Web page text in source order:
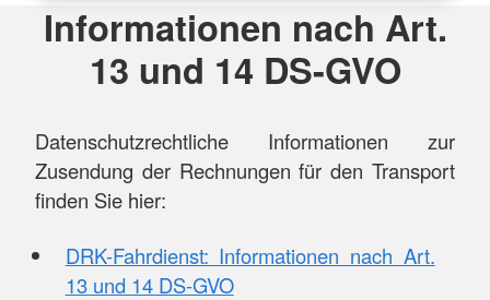
Informationen nach Art.
13 und 14 DS-GVO
Datenschutzrechtliche Informationen zur
Zusendung der Rechnungen für den Transport
finden Sie hier:
DRK-Fahrdienst: Informationen nach Art.
13 und 14 DS-GVO